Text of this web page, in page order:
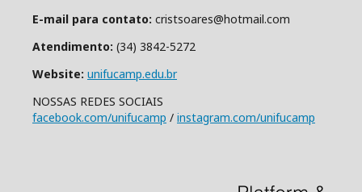
E-mail para contato: cristsoares@hotmail.com
Atendimento: (34) 3842-5272
Website: unifucamp.edu.br
NOSSAS REDES SOCIAIS
facebook.com/unifucamp / instagram.com/unifucamp